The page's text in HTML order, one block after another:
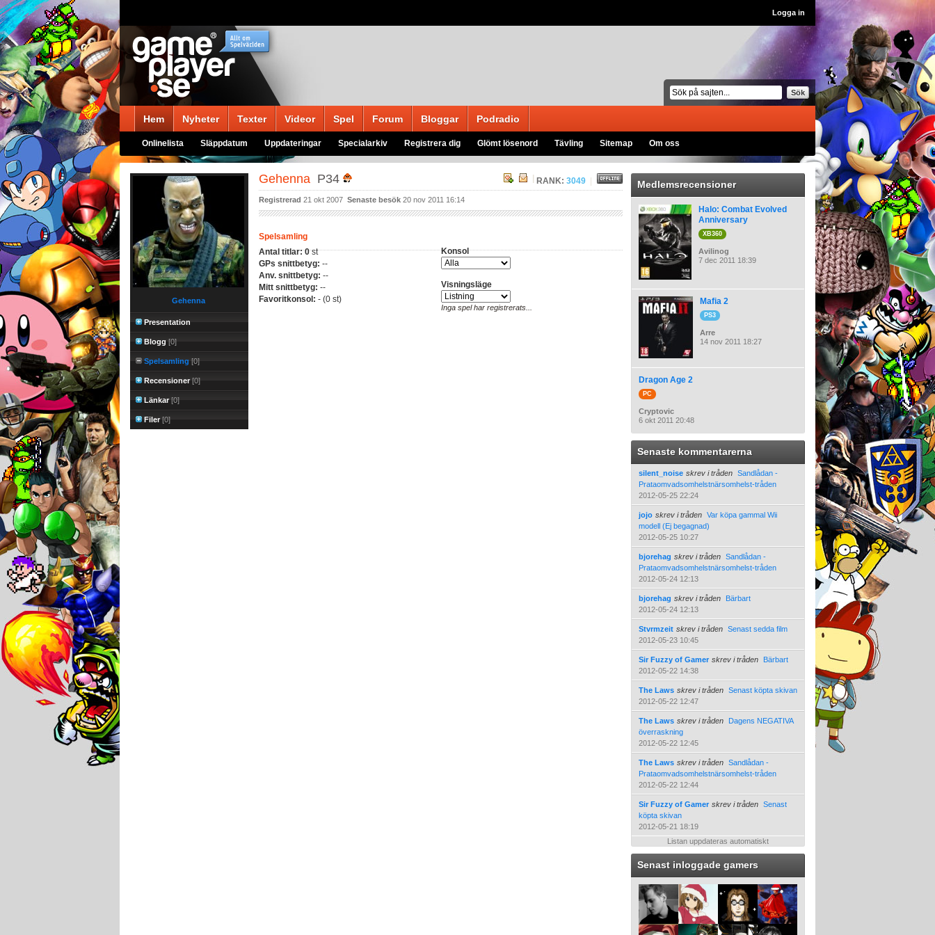
Logga in
Hem Nyheter Texter Videor Spel Forum Bloggar Podradio
Onlinelista Släppdatum Uppdateringar Specialarkiv Registrera dig Glömt lösenord Tävling Sitemap Om oss
Sök
Gehenna
Presentation
Blogg [0]
Spelsamling [0]
Recensioner[0]
Länkar[0]
Filer[0]
Gehenna P34 RANK: 3049
Registrerad 21 okt 2007 Senaste besök 20 nov 2011 16:14
Spelsamling
Antal titlar: 0st
GPs snittbetyg: --
Anv. snittbetyg: --
Mitt snittbetyg: --
Favoritkonsol: - (0 st)
Konsol
Visningsläge
Inga spel har registrerats...
Medlemsrecensioner
Halo: Combat Evolved
Anniversary
XB360
Avilinog
7 dec 2011 18:39
Mafia 2
PS3
Arre
14 nov 2011 18:27
Dragon Age 2
PC
Cryptovic
6 okt 2011 20:48
Senaste kommentarerna
silent_noise skrev i tråden Sandlådan -
Prataomvadsomhelstnärsomhelst-tråden
2012-05-25 22:24
jojo skrev i tråden Var köpa gammal Wii
modell (Ej begagnad)
2012-05-25 10:27
bjorehag skrev i tråden Sandlådan -
Prataomvadsomhelstnärsomhelst-tråden
2012-05-24 12:13
bjorehag skrev i tråden
Bärbart
2012-05-24 12:13
Stvrmzeit skrev i tråden Senast sedda film
2012-05-23 10:45
Sir Fuzzy of Gamer skrev i tråden
Bärbart
2012-05-22 14:38
The Laws skrev i tråden Senast köpta skivan
2012-05-22 12:47
The Laws skrev i tråden
Dagens NEGATIVA
överraskning
2012-05-22 12:45
The Laws skrev i tråden Sandlådan -
Prataomvadsomhelstnärsomhelst-tråden
2012-05-22 12:44
Sir Fuzzy of Gamer skrev i tråden Senast
köpta skivan
2012-05-21 18:19
Listan uppdateras automatiskt
Senast inloggade gamers